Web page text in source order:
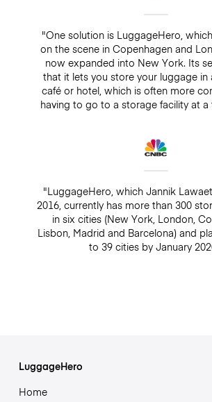
"One solution is LuggageHero,
on the scene in Copenhagen and
now expanded into New York. Its
that it lets you store your luggage in
café or hotel, which is often more
having to go to a storage facility at a
"LuggageHero, which Jannik
2016, currently has more than 300
in six cities (New York, London,
Lisbon, Madrid and Barcelona) and
to 39 cities by January
LuggageHero
Home